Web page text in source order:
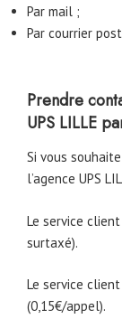
Par mail ;
Par courrier
Prendre
UPS LILLE
Si vous
l’agence UPS
Le service client
surtaxé).
Le service
(0,15€/appel).